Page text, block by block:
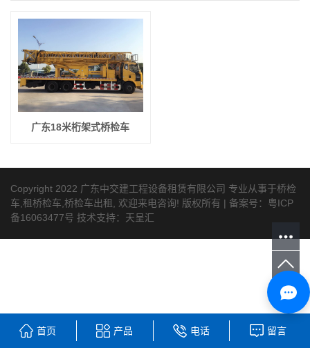
广东18米桁架式桥检车
Copyright 2022 广东中交建工程设备租赁有限公司 专业从事于桥检
车 租桥检车 桥检车出租 , 欢迎来电咨询! 版权所有 | 备案号： 粤ICP
备16063477号 技术支持： 天呈汇
首页 产品 电话 留言